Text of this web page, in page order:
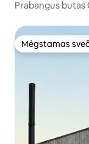
Prabangus butas
Mėgstamas
Mėgstamas